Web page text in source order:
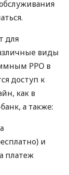
для
виды
РРО в
доступ к
как в
а также:
и
платеж